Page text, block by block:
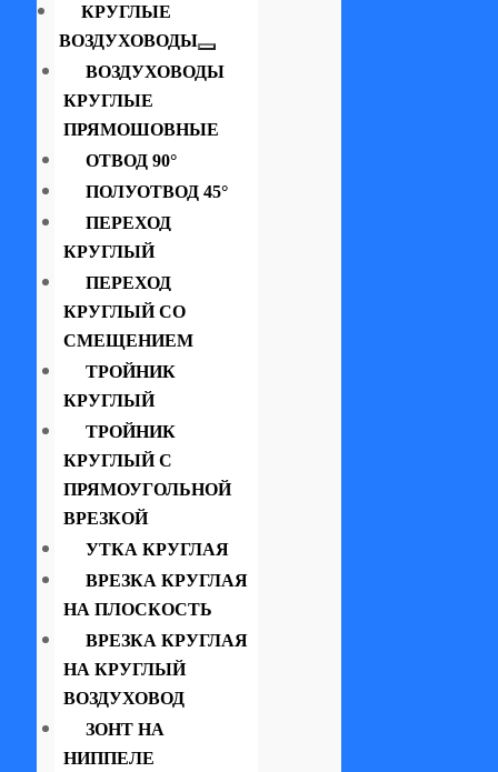
КРУГЛЫЕ
ВОЗДУХОВОДЫ
ВОЗДУХОВОДЫ
КРУГЛЫЕ
ПРЯМОШОВНЫЕ
ОТВОД 90°
ПОЛУОТВОД 45°
ПЕРЕХОД
КРУГЛЫЙ
ПЕРЕХОД
КРУГЛЫЙ СО
СМЕЩЕНИЕМ
ТРОЙНИК
КРУГЛЫЙ
ТРОЙНИК
КРУГЛЫЙ С
ПРЯМОУГОЛЬНОЙ
ВРЕЗКОЙ
УТКА КРУГЛАЯ
ВРЕЗКА КРУГЛАЯ
НА ПЛОСКОСТЬ
ВРЕЗКА КРУГЛАЯ
НА КРУГЛЫЙ
ВОЗДУХОВОД
ЗОНТ НА
НИППЕЛЕ